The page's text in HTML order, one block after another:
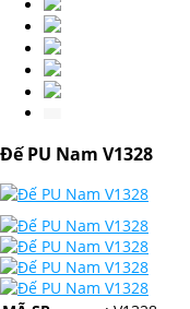
Đế PU Nam V1328